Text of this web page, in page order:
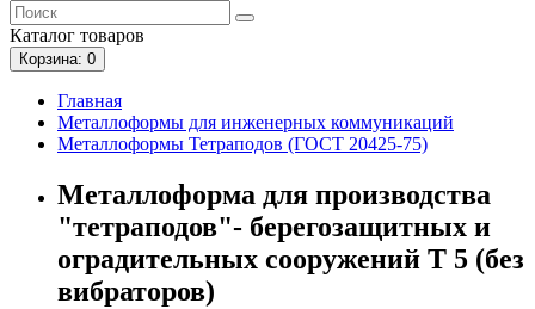
Каталог товаров
Корзина: 0
Главная
Металлоформы для инженерных коммуникаций
Металлоформы Тетраподов (ГОСТ 20425-75)
Металлоформа для производства
"тетраподов"- берегозащитных и
оградительных сооружений Т 5 (без
вибраторов)